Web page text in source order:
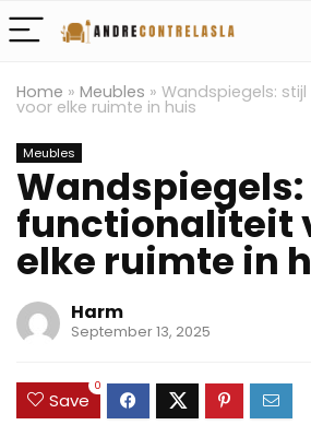
Home » Meubles » Wandspiegels:
voor elke ruimte in huis
Meubles
functionaliteit
elke ruimte in
Harm
September 13, 2025
Save
0